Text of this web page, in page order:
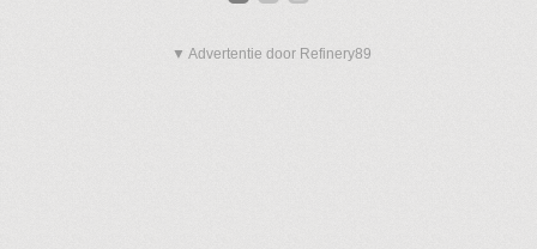
▼ Advertentie door Refinery89